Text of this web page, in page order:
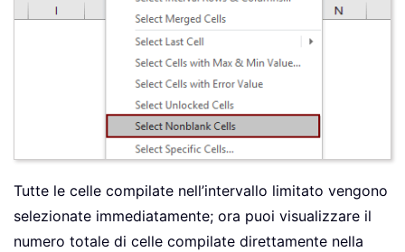
Tutte le celle compilate nell’intervallo limitato vengono
selezionate immediatamente; ora puoi visualizzare il
numero totale di celle compilate direttamente nella